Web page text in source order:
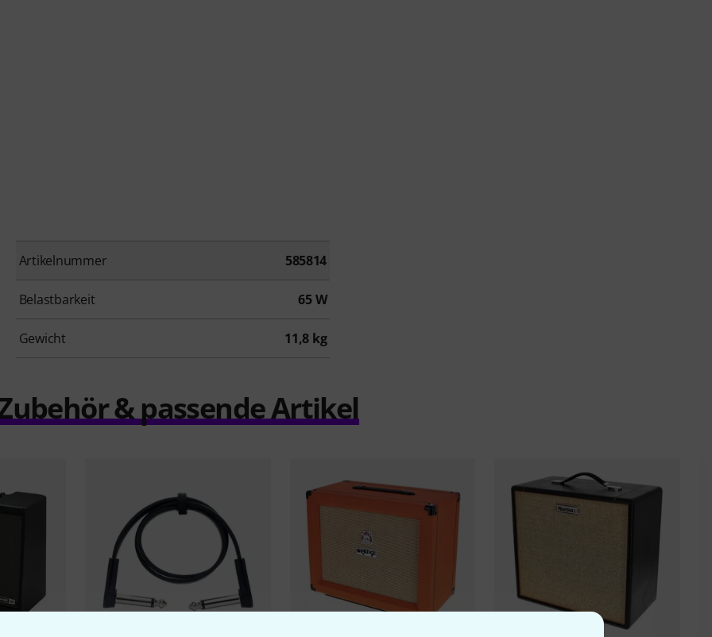
Artikelnummer 585814
Belastbarkeit 65 W
Gewicht 11,8 kg
& passende Artikel